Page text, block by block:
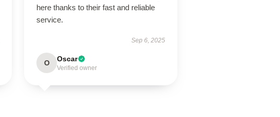
here thanks to their fast and reliable
service.
Sep 6, 2025
O Oscar
Verified owner